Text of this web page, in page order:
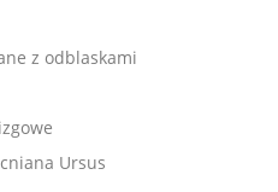
z odblaskami
Ursus